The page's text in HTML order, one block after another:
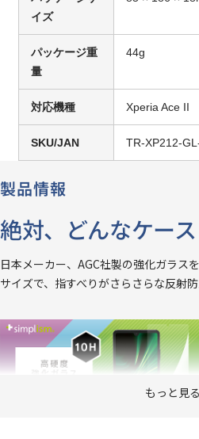
イズ
パッケージ重
量
44g
対応機種 Xperia Ace II
SKU/JAN TR-XP212-
製品情報
絶対、どんなケー
日本メーカー、AGC社製の強化ガラス
サイズで、指すべりがさらさらな反射防
もっと見る